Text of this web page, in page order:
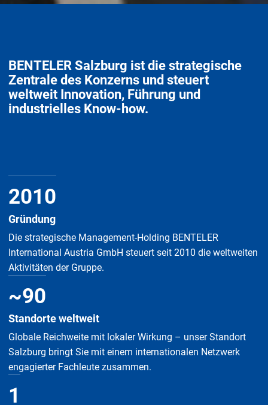
BENTELER Salzburg ist die strategische
Zentrale des Konzerns und steuert
weltweit Innovation, Führung und
industrielles Know-how.
2010
Gründung
Die strategische Management-Holding BENTELER
International Austria GmbH steuert seit 2010 die weltweiten
Aktivitäten der Gruppe.
~90
Standorte weltweit
Globale Reichweite mit lokaler Wirkung – unser Standort
Salzburg bringt Sie mit einem internationalen Netzwerk
engagierter Fachleute zusammen.
1